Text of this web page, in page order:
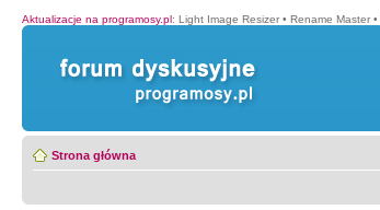
Aktualizacje na programosy.pl: Light Image Resizer • Rename Master •
Strona główna